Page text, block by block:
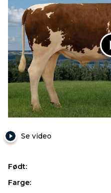
Se video
Født:
Farge: